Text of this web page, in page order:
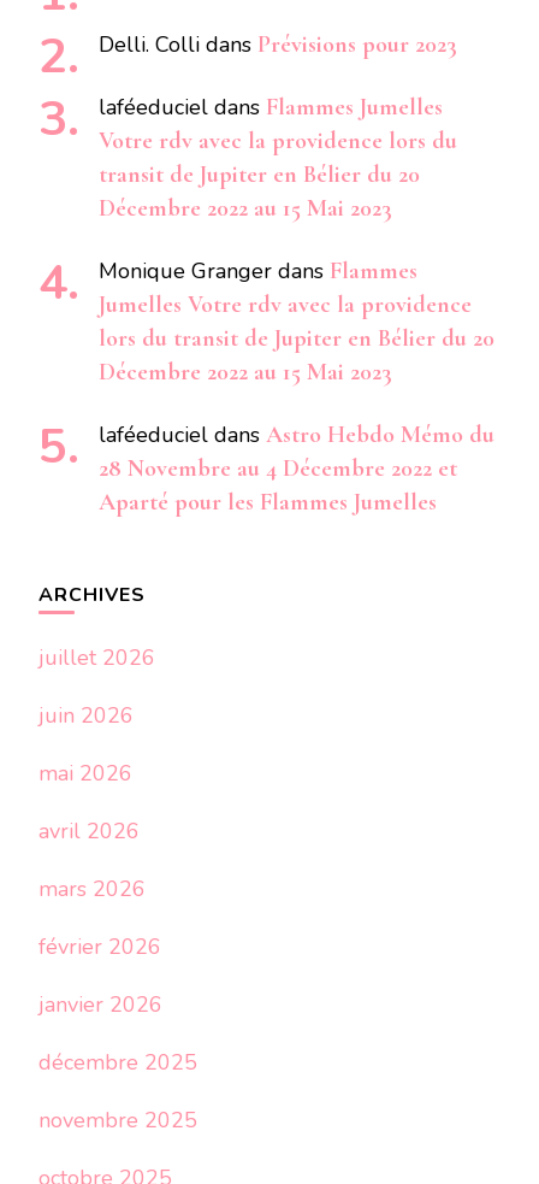
Delli. Colli dans Prévisions pour 2023
laféeduciel dans Flammes Jumelles
Votre rdv avec la providence lors du
transit de Jupiter en Bélier du 20
Décembre 2022 au 15 Mai 2023
Monique Granger dans Flammes
Jumelles Votre rdv avec la providence
lors du transit de Jupiter en Bélier du 20
Décembre 2022 au 15 Mai 2023
laféeduciel dans Astro Hebdo Mémo du
28 Novembre au 4 Décembre 2022 et
Aparté pour les Flammes Jumelles
ARCHIVES
juillet 2026
juin 2026
mai 2026
avril 2026
mars 2026
février 2026
janvier 2026
décembre 2025
novembre 2025
octobre 2025